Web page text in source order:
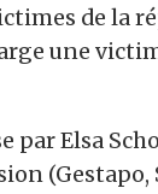
de la
une
par Elsa